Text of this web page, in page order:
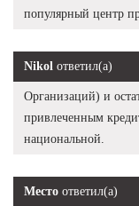
популярный центр
Nikol ответил(а)
Организаций) и
привлеченным
национальной.
Место ответил(а)